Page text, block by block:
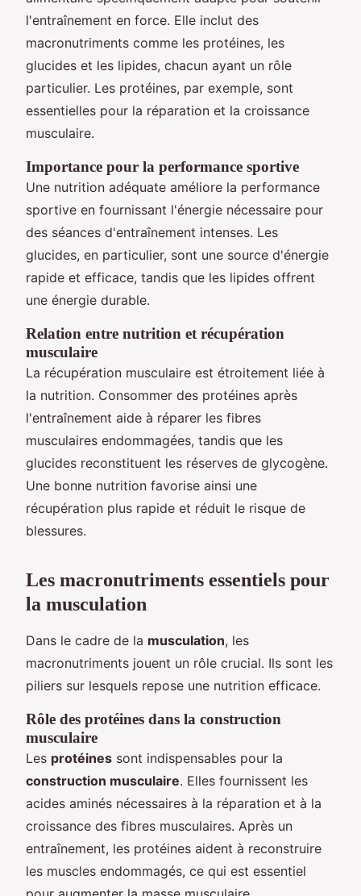
l'entraînement en force. Elle inclut des
macronutriments comme les protéines, les
glucides et les lipides, chacun ayant un rôle
particulier. Les protéines, par exemple, sont
essentielles pour la réparation et la croissance
musculaire.
Importance pour la performance sportive
Une nutrition adéquate améliore la performance
sportive en fournissant l'énergie nécessaire pour
des séances d'entraînement intenses. Les
glucides, en particulier, sont une source d'énergie
rapide et efficace, tandis que les lipides offrent
une énergie durable.
Relation entre nutrition et récupération
musculaire
La récupération musculaire est étroitement liée à
la nutrition. Consommer des protéines après
l'entraînement aide à réparer les fibres
musculaires endommagées, tandis que les
glucides reconstituent les réserves de glycogène.
Une bonne nutrition favorise ainsi une
récupération plus rapide et réduit le risque de
blessures.
Les macronutriments essentiels pour
la musculation
Dans le cadre de la musculation, les
macronutriments jouent un rôle crucial. Ils sont les
piliers sur lesquels repose une nutrition efficace.
Rôle des protéines dans la construction
musculaire
Les protéines sont indispensables pour la
construction musculaire. Elles fournissent les
acides aminés nécessaires à la réparation et à la
croissance des fibres musculaires. Après un
entraînement, les protéines aident à reconstruire
les muscles endommagés, ce qui est essentiel